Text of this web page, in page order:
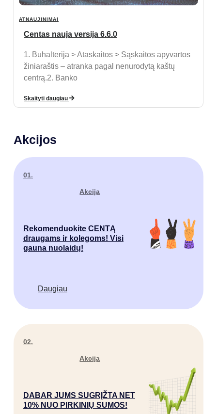
ATNAUJINIMAI
Centas nauja versija 6.6.0
1. Buhalterija > Ataskaitos > Sąskaitos apyvartos
žiniaraštis – atranka pagal nenurodytą kaštų
centrą.2. Banko
Skaityti daugiau
Akcijos
01.
Akcija
Rekomenduokite CENTĄ
draugams ir kolegoms! Visi
gauna nuolaidų!
Daugiau
02.
Akcija
DABAR JUMS SUGRĮŽTA NET
10% NUO PIRKINIŲ SUMOS!